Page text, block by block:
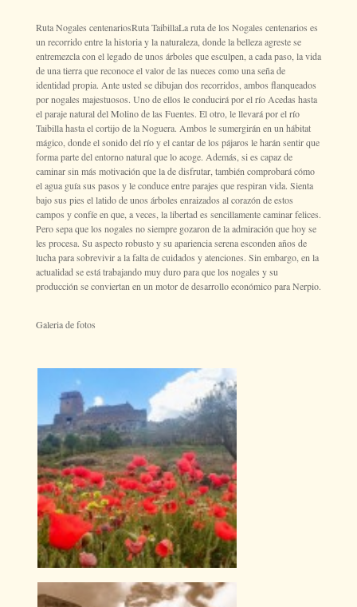
Ruta Nogales centenariosRuta TaibillaLa ruta de los Nogales centenarios es
un recorrido entre la historia y la naturaleza, donde la belleza agreste se
entremezcla con el legado de unos árboles que esculpen, a cada paso, la vida
de una tierra que reconoce el valor de las nueces como una seña de
identidad propia. Ante usted se dibujan dos recorridos, ambos flanqueados
por nogales majestuosos. Uno de ellos le conducirá por el río Acedas hasta
el paraje natural del Molino de las Fuentes. El otro, le llevará por el río
Taibilla hasta el cortijo de la Noguera. Ambos le sumergirán en un hábitat
mágico, donde el sonido del río y el cantar de los pájaros le harán sentir que
forma parte del entorno natural que lo acoge. Además, si es capaz de
caminar sin más motivación que la de disfrutar, también comprobará cómo
el agua guía sus pasos y le conduce entre parajes que respiran vida. Sienta
bajo sus pies el latido de unos árboles enraizados al corazón de estos
campos y confíe en que, a veces, la libertad es sencillamente caminar felices.
Pero sepa que los nogales no siempre gozaron de la admiración que hoy se
les procesa. Su aspecto robusto y su apariencia serena esconden años de
lucha para sobrevivir a la falta de cuidados y atenciones. Sin embargo, en la
actualidad se está trabajando muy duro para que los nogales y su
producción se conviertan en un motor de desarrollo económico para Nerpio.
Galeria de fotos